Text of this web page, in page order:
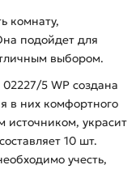
комнату,
подойдет для
выбором.
5 WP создана
в них комфортного
источником, украсит
10 шт.
учесть,